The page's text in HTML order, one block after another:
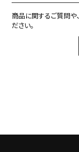
商品に関するご質問や
ださい。